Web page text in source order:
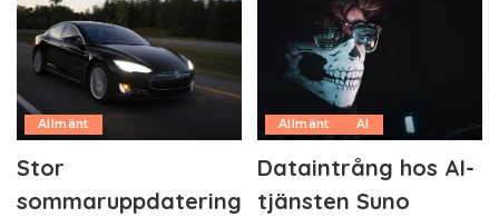
Allmänt
Stor
sommaruppdatering
Allmänt AI
Dataintrång hos AI-
tjänsten Suno